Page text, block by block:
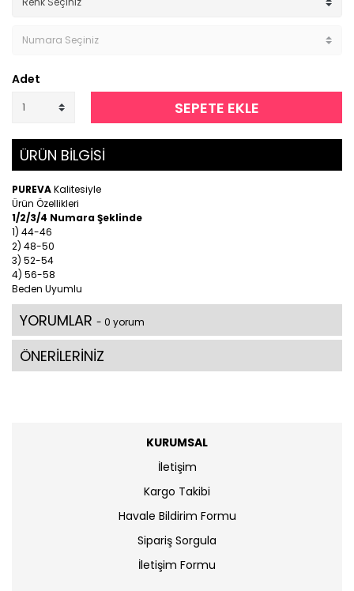
Adet
SEPETE EKLE
ÜRÜN BİLGİSİ
PUREVAKalitesiyle
Ürün Özellikleri
1/2/3/4 Numara Şeklinde
1) 44-46
2) 48-50
3) 52-54
4) 56-58
Beden Uyumlu
YORUMLAR - 0 yorum
ÖNERİLERİNİZ
KURUMSAL
İletişim
Kargo Takibi
Havale Bildirim Formu
Sipariş Sorgula
İletişim Formu